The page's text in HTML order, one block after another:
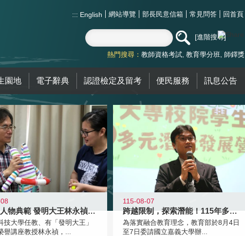
::: English 網站導覽 部長民意信箱 常見問答 回首頁
進階搜尋
熱門搜尋： 教師資格考試 教育學分班 師鐸獎
園地 電子辭典 認證檢定及留考 便民服務 訊息公告
教育家人物典範 發明大王林永禎教授
技大學任教、有「發明大王」
譽講座教授林永禎，...
115-08-07
跨越限制，探索潛能！115年多元潛
為落實融合教育理念，教育部於8月4日
至7日委請國立嘉義大學辦...